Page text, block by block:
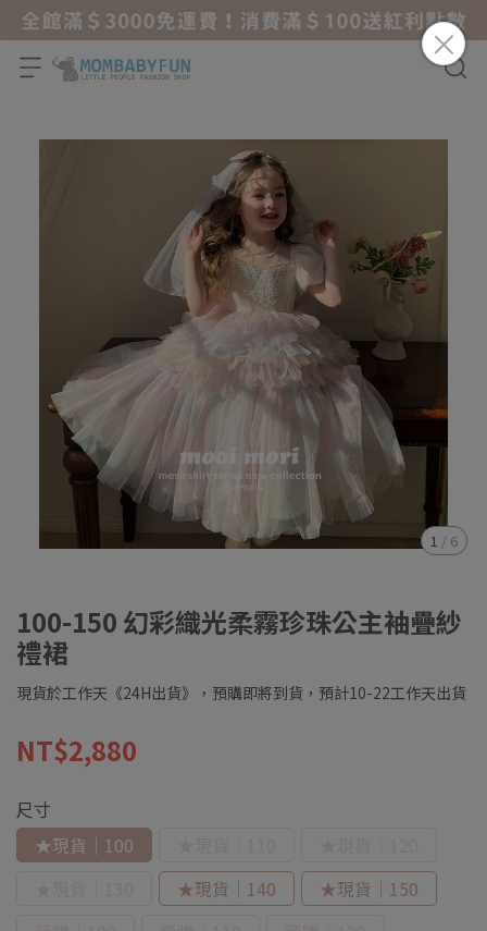
1 / 6
100-150 幻彩織光柔霧珍珠公主袖疊紗
禮裙
現貨於工作天《24H出貨》，預購即將到貨，預計10-22工作天出貨
NT$2,880
尺寸
★現貨｜100
★現貨｜140
★現貨｜150